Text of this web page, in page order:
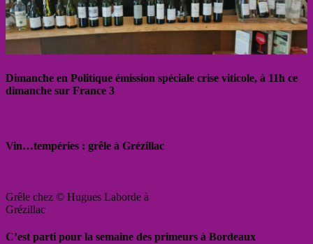
Dimanche en Politique émission spéciale crise viticole, à 11h ce
dimanche sur France 3
Vin…tempéries : grêle à Grézillac
Grêle chez © Hugues Laborde à
Grézillac
C’est parti pour la semaine des primeurs à Bordeaux